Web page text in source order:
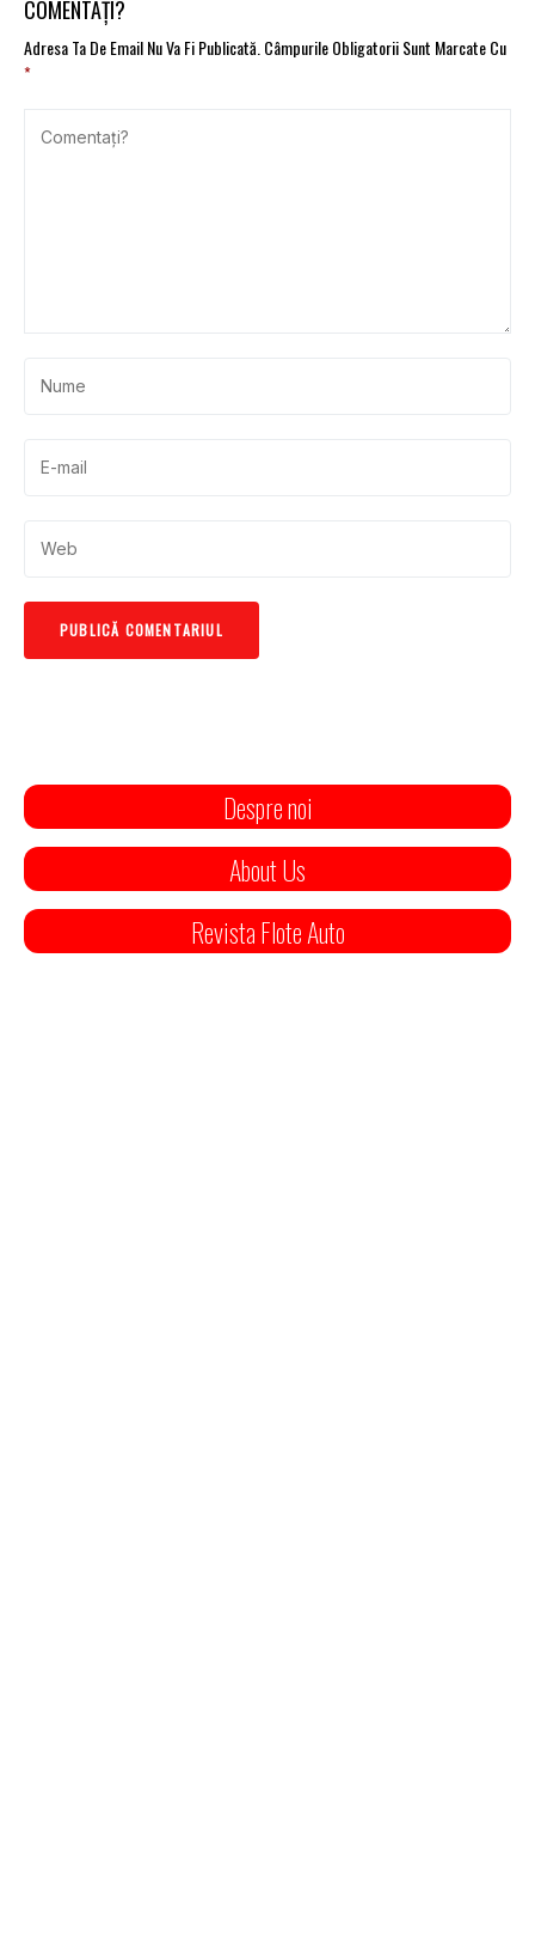
COMENTAȚI?
Adresa Ta De Email Nu Va Fi Publicată.Câmpurile Obligatorii Sunt Marcate Cu
*
Despre noi
About Us
Revista Flote Auto